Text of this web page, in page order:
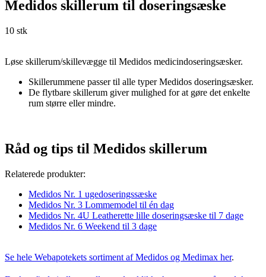
Medidos skillerum til doseringsæske
10 stk
Løse skillerum/skillevægge til Medidos medicindoseringsæsker.
Skillerummene passer til alle typer Medidos doseringsæsker.
De flytbare skillerum giver mulighed for at gøre det enkelte
rum større eller mindre.
Råd og tips til Medidos skillerum
Relaterede produkter:
Medidos Nr. 1 ugedoseringssæske
Medidos Nr. 3 Lommemodel til én dag
Medidos Nr. 4U Leatherette lille doseringsæske til 7 dage
Medidos Nr. 6 Weekend til 3 dage
Se hele Webapotekets sortiment af Medidos og Medimax her.